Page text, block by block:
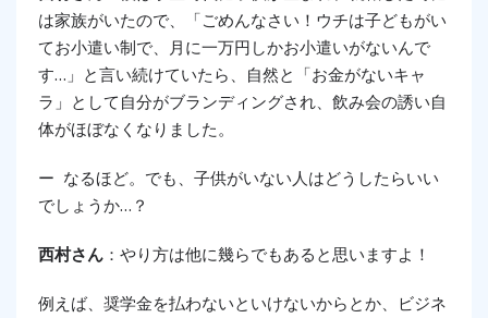
は家族がいたので、「ごめんなさい！ウチは子どもがい
てお小遣い制で、月に一万円しかお小遣いがないんで
す…」と言い続けていたら、自然と「お金がないキャ
ラ」として自分がブランディングされ、飲み会の誘い自
体がほぼなくなりました。
ー なるほど。でも、子供がいない人はどうしたらいい
でしょうか…？
西村さん ：やり方は他に幾らでもあると思いますよ！
例えば、奨学金を払わないといけないからとか、ビジネ